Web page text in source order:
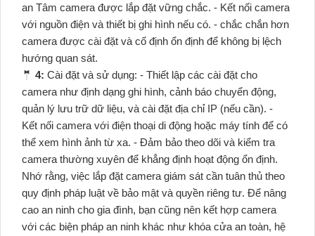
an Tâm camera được lắp đặt vững chắc. - Kết nối camera
với nguồn điện và thiết bị ghi hình nếu có. - chắc chắn hơn
camera được cài đặt và cố định ổn định để không bị lệch
hướng quan sát.
🤵 4: Cài đặt và sử dụng: - Thiết lập các cài đặt cho
camera như định dạng ghi hình, cảnh báo chuyển động,
quản lý lưu trữ dữ liệu, và cài đặt địa chỉ IP (nếu cần). -
Kết nối camera với điện thoại di động hoặc máy tính để có
thể xem hình ảnh từ xa. - Đảm bảo theo dõi và kiểm tra
camera thường xuyên để khẳng định hoạt động ổn định.
Nhớ rằng, việc lắp đặt camera giám sát cần tuân thủ theo
quy định pháp luật về bảo mật và quyền riêng tư. Để nâng
cao an ninh cho gia đình, bạn cũng nên kết hợp camera
với các biện pháp an ninh khác như khóa cửa an toàn, hệ